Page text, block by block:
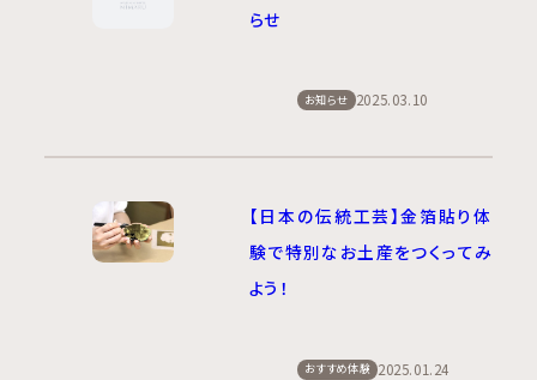
らせ
お知らせ 2025.03.10
【日本の伝統工芸】金箔貼り体
験で特別なお土産をつくってみ
よう！
おすすめ体験 2025.01.24